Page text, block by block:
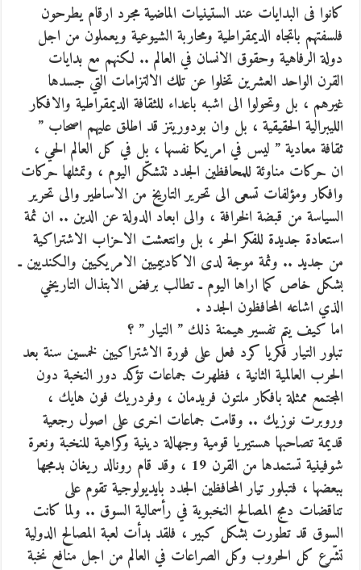
كانوا فى البدايات عند الستينيات الماضية مجرد ارقام يطرحون
فلسفتهم باتجاه الديمقراطية ومحاربة الشيوعية ويعملون من اجل
دولة الرفاهية وحقوق الانسان في العالم .. لكنهم مع بدايات
القرن الواحد العشرين تخلوا عن تلك الالتزامات التي جسدها
غيرهم ، بل وتحولوا الى اشبه باعداء للثقافة الديمقراطية والافكار
الليبرالية الحقيقية ، بل وان بودوريتز قد اطلق عليهم اصحاب ”
ثقافة معادية ” ليس في امريكا نفسها ، بل في كل العالم الحي ،
ان حركات مناوئة للمحافظين الجدد تتشكّل اليوم ، وتمثلها حركات
وافكار ومؤلفات تسعى الى تحرير التاريخ من الاساطير والى تحرير
السياسة من قبضة الخرافة ، والى ابعاد الدولة عن الدين .. ان ثمة
استعادة جديدة للفكر الحر ، بل وانتعشت الاحزاب الاشتراكية
من جديد .. وثمة موجة لدى الاكادييميين الامريكيين والكنديين ـ
بشكل خاص كما اراها اليوم ـ تطالب برفض الابتذال التاريخي
الذي اشاعه المحافظون الجدد .
اما كيف يتم تفسير هيمنة ذلك ” التيار ” ؟
تبلور التيار فكريا كرد فعل على فورة الاشتراكيين لخمسين سنة بعد
الحرب العالمية الثانية ، فظهرت جماعات تؤكد دور النخبة دون
المجتمع ممثلة بافكار ملتون فريدمان ، وفردريك فون هايك ،
وروبرت نوزيك .. وقامت جماعات اخرى على اصول رجعية
قديمة تصاحبها هستيريا قومية وجهالة دينية وكراهية للنخبة ونعرة
شوفينية تستمدها من القرن 19 ، وقد قام رونالد ريغان بدمجها
ببعضها ، فتبلور تيار المحافظين الجدد بايديولوجية تقوم على
تناقضات دمج المصالح النخبوية في رأسمالية السوق .. ولما كانت
السوق قد تطورت بشكل كبير ، فلقد بدأت لعبة المصالح الدولية
تشّرع كل الحروب وكل الصراعات في العالم من اجل منافع نخبة